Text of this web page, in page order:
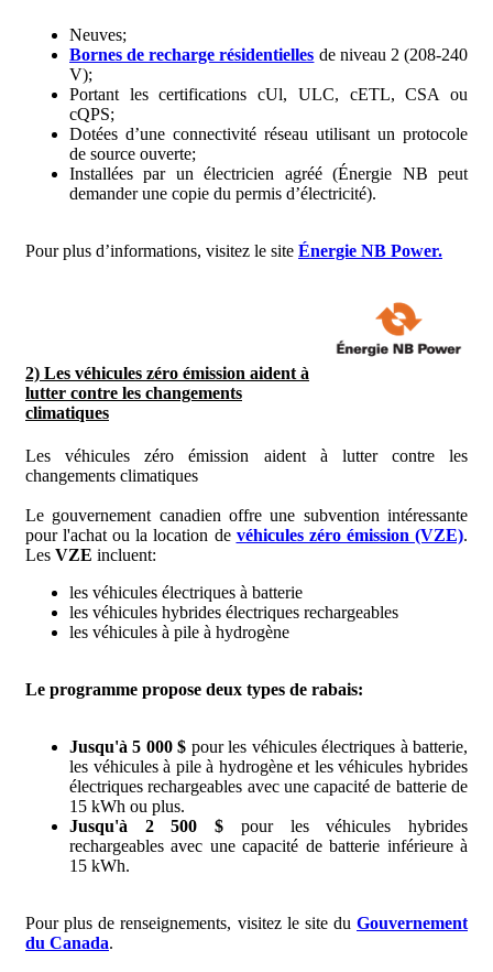
Neuves;
Bornes de recharge résidentielles de niveau 2 (208-240
V);
Portant les certifications cUl, ULC, cETL, CSA ou
cQPS;
Dotées d’une connectivité réseau utilisant un protocole
de source ouverte;
Installées par un électricien agréé (Énergie NB peut
demander une copie du permis d’électricité).
Pour plus d’informations, visitez le site Énergie NB Power.
2) Les véhicules zéro émission aident à
lutter contre les changements
climatiques
Les véhicules zéro émission aident à lutter contre les
changements climatiques
Le gouvernement canadien offre une subvention intéressante
pour l'achat ou la location de véhicules zéro émission (VZE).
Les VZE incluent:
les véhicules électriques à batterie
les véhicules hybrides électriques rechargeables
les véhicules à pile à hydrogène
Le programme propose deux types de rabais:
Jusqu'à 5 000 $ pour les véhicules électriques à batterie,
les véhicules à pile à hydrogène et les véhicules hybrides
électriques rechargeables avec une capacité de batterie de
15 kWh ou plus.
Jusqu'à 2 500 $ pour les véhicules hybrides
rechargeables avec une capacité de batterie inférieure à
15 kWh.
Pour plus de renseignements, visitez le site du Gouvernement
du Canada.